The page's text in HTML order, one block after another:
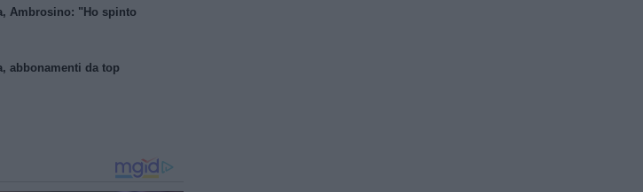
Ambrosino: "Ho spinto
abbonamenti da top